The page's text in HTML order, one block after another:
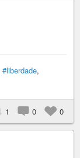
#liberdade,
1 0 0